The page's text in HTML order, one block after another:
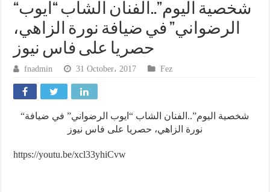
“شخصية اليوم”..الفنان الشاب “ايوب
الرضواني” في ضيافة نورة الزاهي،
حصريا على فاس نيوز
fnadmin 31 October، 2017 Fez
“شخصية اليوم”..الفنان الشاب “ايوب الرضواني” في ضيافة
نورة الزاهي، حصريا على فاس نيوز
https://youtu.be/xcl33yhiCvw